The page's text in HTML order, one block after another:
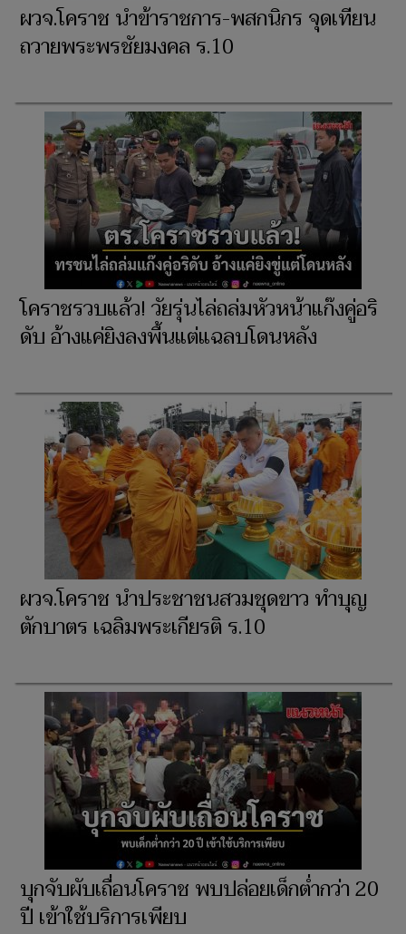
ผวจ.โคราช นำข้าราชการ-พสกนิกร จุดเทียน
ถวายพระพรชัยมงคล ร.10
โคราชรวบแล้ว! วัยรุ่นไล่ถล่มหัวหน้าแก๊งคู่อริ
ดับ อ้างแค่ยิงลงพื้นแต่แฉลบโดนหลัง
ผวจ.โคราช นำประชาชนสวมชุดขาว ทำบุญ
ตักบาตร เฉลิมพระเกียรติ ร.10
บุกจับผับเถื่อนโคราช พบปล่อยเด็กต่ำกว่า 20
ปี เข้าใช้บริการเพียบ